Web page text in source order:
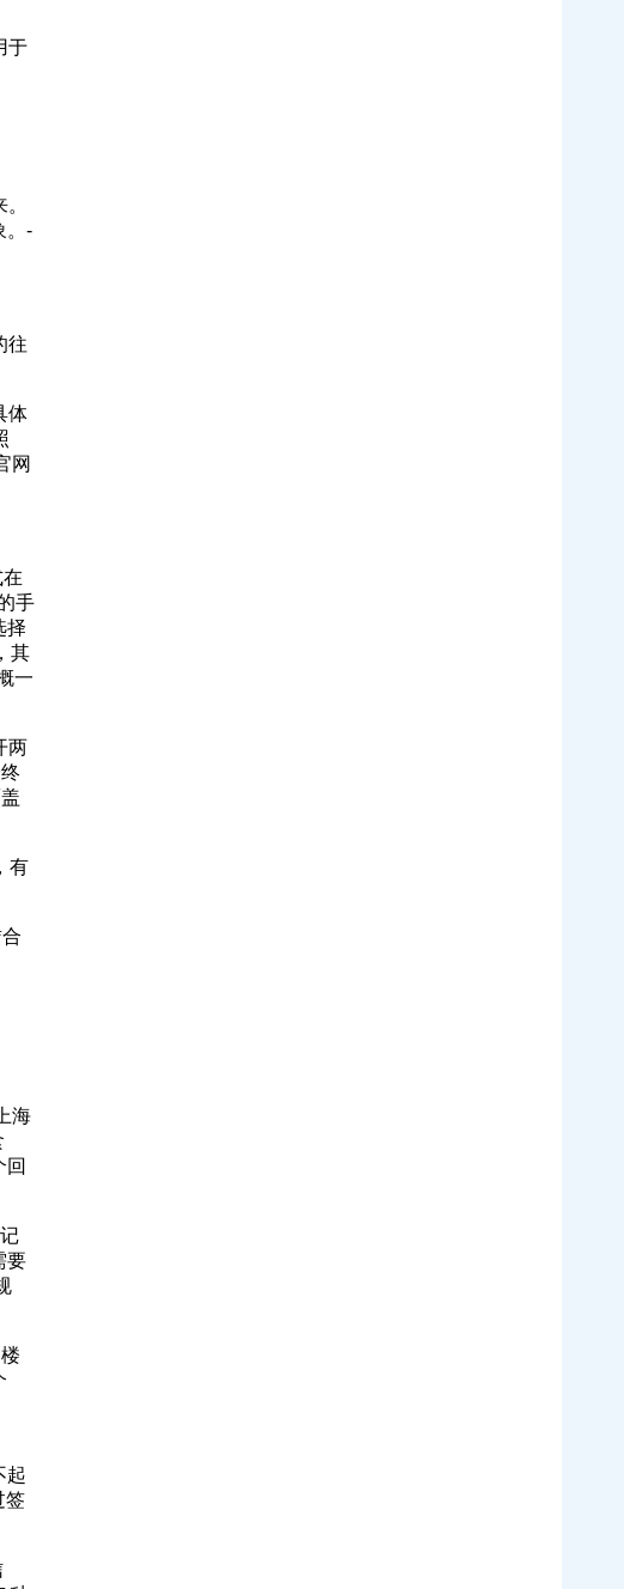
于
。-
往
体
网
手
择
其
一
两
有
海
回
要
起
签